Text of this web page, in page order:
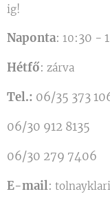
ig!
Naponta: 10:30 -
Hétfő: zárva
Tel.: 06/35 373
06/30 912 8135
06/30 279 7406
E-mail: